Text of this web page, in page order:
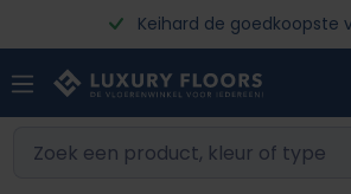
Ga naar de hoofdinhoud
Keihard de goedkoopste